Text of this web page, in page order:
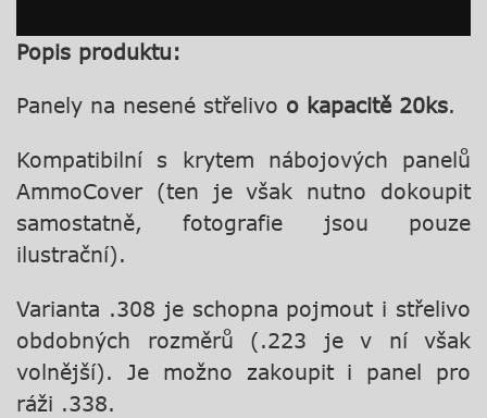
Popis produktu:
Panely na nesené střelivo o kapacitě 20ks.
Kompatibilní s krytem nábojových panelů
AmmoCover (ten je však nutno dokoupit
samostatně, fotografie jsou pouze
ilustrační).
Varianta .308 je schopna pojmout i střelivo
obdobných rozměrů (.223 je v ní však
volnější). Je možno zakoupit i panel pro
ráži .338.